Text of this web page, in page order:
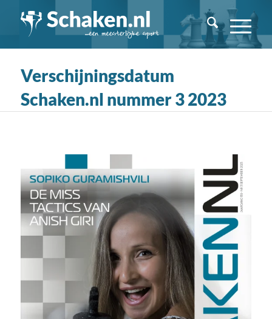
Verschijningsdatum
Schaken.nl nummer 3 2023